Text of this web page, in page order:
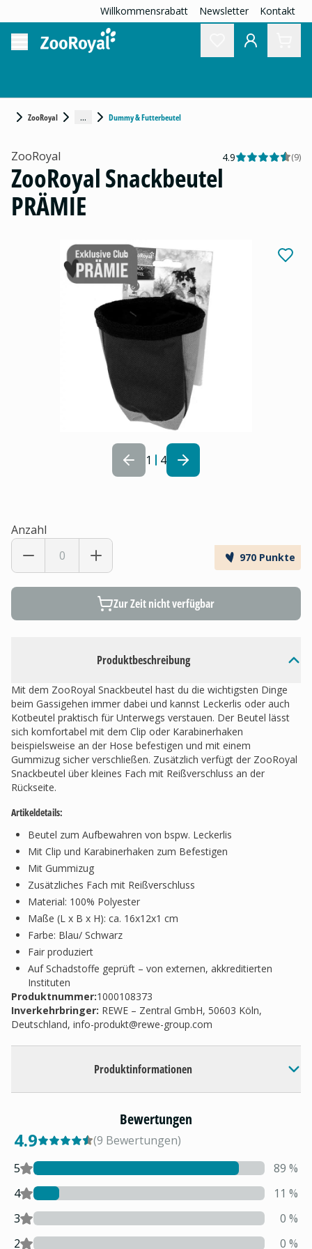
Willkommensrabatt Newsletter Kontakt
ZooRoyal ... Dummy & Futterbeutel
1 4
Produktbeschreibung
Mit dem ZooRoyal Snackbeutel hast du die wichtigsten Dinge
beim Gassigehen immer dabei und kannst Leckerlis oder auch
Kotbeutel praktisch für Unterwegs verstauen. Der Beutel lässt
sich komfortabel mit dem Clip oder Karabinerhaken
beispielsweise an der Hose befestigen und mit einem
Gummizug sicher verschließen. Zusätzlich verfügt der ZooRoyal
Snackbeutel über kleines Fach mit Reißverschluss an der
Rückseite.
Artikeldetails:
Beutel zum Aufbewahren von bspw. Leckerlis
Mit Clip und Karabinerhaken zum Befestigen
Mit Gummizug
Zusätzliches Fach mit Reißverschluss
Material: 100% Polyester
Maße (L x B x H): ca. 16x12x1 cm
Farbe: Blau/ Schwarz
Fair produziert
Auf Schadstoffe geprüft – von externen, akkreditierten
Instituten
Produktnummer:1000108373
Inverkehrbringer: REWE – Zentral GmbH, 50603 Köln,
Deutschland, info-produkt@rewe-group.com
Produktinformationen
ZooRoyal 4.9 (9)
ZooRoyal Snackbeutel
PRÄMIE
Anzahl
970 Punkte
Zur Zeit nicht verfügbar
Bewertungen
4.9 (9 Bewertungen)
5
89 %
4
11 %
3
0 %
2
0 %